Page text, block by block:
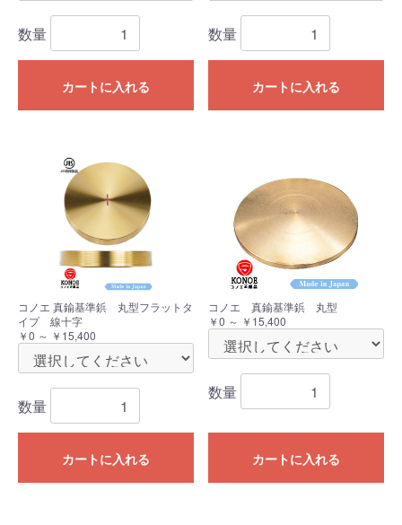
数量
カートに入れる
数量
カートに入れる
コノエ 真鍮基準鋲 丸型フラットタ
イプ 線十字
￥0 ～ ￥15,400
数量
カートに入れる
コノエ 真鍮基準鋲 丸型
￥0 ～ ￥15,400
数量
カートに入れる